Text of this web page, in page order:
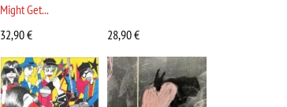
Might Get...
32,90€ 28,90€